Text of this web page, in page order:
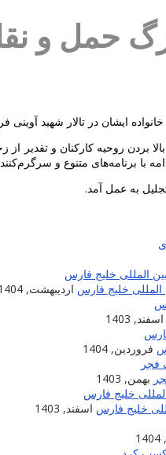
حمل و
ایشان در تالار شهید آوینی
برنامه‌های متنوع و
به عمل آمد.
خلیج فارس اردیبهشت, 1404
اسفند, 1403
فروردین, 1404
بهمن, 1403
خلیج فارس اسفند, 1403